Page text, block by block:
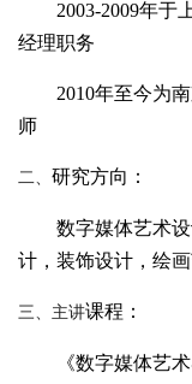
2003-2009年于
经理职务
2010年至今为
师
二、 研究方向：
数字媒体艺术
计，装饰设计，绘
三、主讲课程：
《数字媒体艺